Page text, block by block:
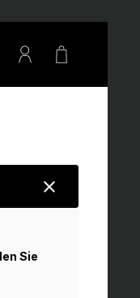
Warenkorb
Sie